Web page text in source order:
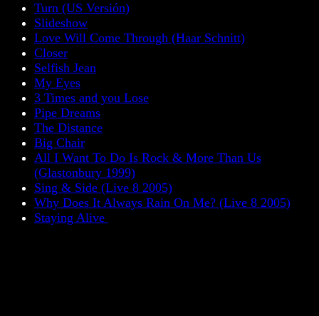
Turn (US Versión)
Slideshow
Love Will Come Through (Haar Schnitt)
Closer
Selfish Jean
My Eyes
3 Times and you Lose
Pipe Dreams
The Distance
Big Chair
All I Want To Do Is Rock & More Than Us
(Glastonbury 1999)
Sing & Side (Live 8 2005)
Why Does It Always Rain On Me? (Live 8 2005)
Staying Alive